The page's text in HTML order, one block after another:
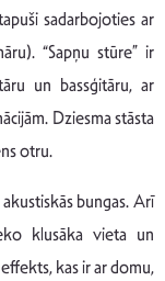
sadarbojoties ar
“Sapņu stūre” ir
un bassģitāru, ar
Dziesma stāsta
otru.
bungas. Arī
klusāka vieta un
kas ir ar domu,